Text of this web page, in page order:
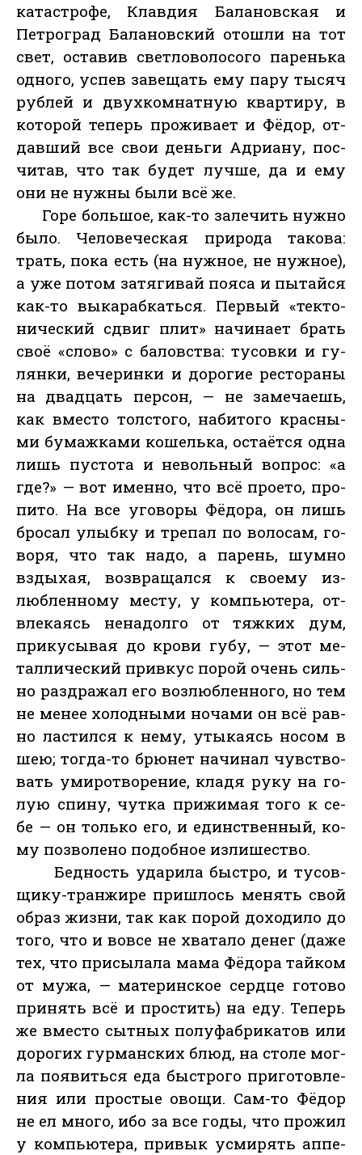
катас­тро­фе, Клав­дия Ба­ланов­ская и
Пет­роград Ба­ланов­ский отош­ли на тот
свет, ос­та­вив свет­ло­воло­сого па­рень­ка
од­но­го, ус­пев за­вещать ему па­ру ты­сяч
руб­лей и двух­комнат­ную квар­ти­ру, в
ко­торой те­перь про­жива­ет и Фё­дор, от­
давший все свои день­ги Ад­ри­ану, пос­
чи­тав, что так бу­дет луч­ше, да и ему
они не нуж­ны бы­ли всё же.
Го­ре боль­шое, как-то за­лечить нуж­но
бы­ло. Че­лове­чес­кая при­рода та­кова:
трать, по­ка есть (на нуж­ное, не нуж­ное),
а уже по­том за­тяги­вай по­яса и пы­тай­ся
как-то вы­караб­кать­ся. Пер­вый «тек­то­
ничес­кий сдвиг плит» на­чина­ет брать
своё «сло­во» с ба­ловс­тва: ту­сов­ки и гу­
лян­ки, ве­черин­ки и до­рогие рес­то­раны
на двад­цать пер­сон, — не за­меча­ешь,
как вмес­то тол­сто­го, на­бито­го крас­ны­
ми бу­маж­ка­ми ко­шель­ка, ос­та­ёт­ся од­на
лишь пус­то­та и не­воль­ный воп­рос: «а
где?» — вот имен­но, что всё про­ето, про­
пито. На все уго­воры Фё­дора, он лишь
бро­сал улыб­ку и тре­пал по во­лосам, го­
воря, что так на­до, а па­рень, шум­но
взды­хая, воз­вра­щал­ся к сво­ему из­
люблен­но­му мес­ту, у компь­юте­ра, от­
вле­ка­ясь не­надол­го от тяж­ких дум,
при­кусы­вая до кро­ви гу­бу, — этот ме­
тал­ли­чес­кий прив­кус по­рой очень силь­
но раз­дра­жал его воз­люблен­но­го, но тем
не ме­нее хо­лод­ны­ми но­чами он всё рав­
но лас­тился к не­му, уты­ка­ясь но­сом в
шею; тог­да-то брю­нет на­чинал чувс­тво­
вать уми­рот­во­рение, кла­дя ру­ку на го­
лую спи­ну, чут­ка при­жимая то­го к се­
бе — он толь­ко его, и единс­твен­ный, ко­
му поз­во­лено по­доб­ное из­ли­шес­тво.
Бед­ность уда­рила быс­тро, и ту­сов­
щи­ку-тран­жи­ре приш­лось ме­нять свой
об­раз жиз­ни, так как по­рой до­ходи­ло до
то­го, что и вов­се не хва­тало де­нег (да­же
тех, что при­сыла­ла ма­ма Фё­дора тай­ком
от му­жа, — ма­терин­ское сер­дце го­тово
при­нять всё и прос­тить) на еду. Те­перь
же вмес­то сыт­ных по­луфаб­ри­катов или
до­рогих гур­ман­ских блюд, на сто­ле мог­
ла по­явить­ся еда быс­тро­го при­готов­ле­
ния или прос­тые ово­щи. Сам-то Фё­дор
не ел мно­го, ибо за все го­ды, что про­жил
у компь­юте­ра, при­вык ус­ми­рять ап­пе­